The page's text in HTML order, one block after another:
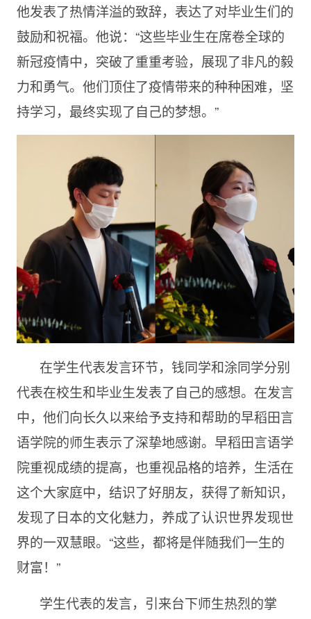
他发表了热情洋溢的致辞，表达了对毕业生们的
鼓励和祝福。他说：“这些毕业生在席卷全球的
新冠疫情中，突破了重重考验，展现了非凡的毅
力和勇气。他们顶住了疫情带来的种种困难，坚
持学习，最终实现了自己的梦想。”
在学生代表发言环节，钱同学和涂同学分别
代表在校生和毕业生发表了自己的感想。在发言
中，他们向长久以来给予支持和帮助的早稻田言
语学院的师生表示了深挚地感谢。早稻田言语学
院重视成绩的提高，也重视品格的培养，生活在
这个大家庭中，结识了好朋友，获得了新知识，
发现了日本的文化魅力，养成了认识世界发现世
界的一双慧眼。“这些，都将是伴随我们一生的
财富！”
学生代表的发言，引来台下师生热烈的掌